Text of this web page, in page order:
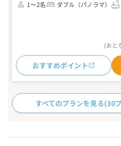
1～2名
ダブル（パノラマ）
(おと
おすすめポイント
すべてのプランを見る(30